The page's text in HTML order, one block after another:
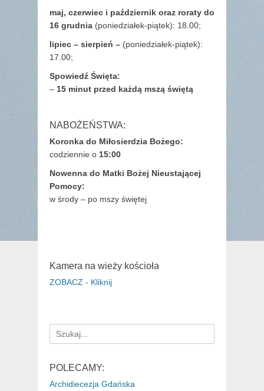
maj, czerwiec i październik oraz roraty do
16 grudnia (poniedziałek-piątek): 18.00;
lipiec – sierpień – (poniedziałek-piątek):
17.00;
Spowiedź Święta:
– 15 minut przed każdą mszą świętą
NABOŻEŃSTWA:
Koronka do Miłosierdzia Bożego:
codziennie o 15:00
Nowenna do Matki Bożej Nieustającej
Pomocy:
w środy – po mszy świętej
Kamera na wieży kościoła
ZOBACZ - Kliknij
Search
for:
POLECAMY:
Archidiecezja Gdańska